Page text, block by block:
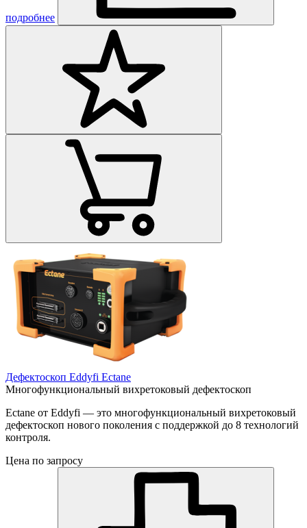
подробнее
Дефектоскоп Eddyfi Ectane
Многофункциональный вихретоковый дефектоскоп
Ectane от Eddyfi — это многофункциональный вихретоковый
дефектоскоп нового поколения с поддержкой до 8 технологий
контроля.
Цена по запросу